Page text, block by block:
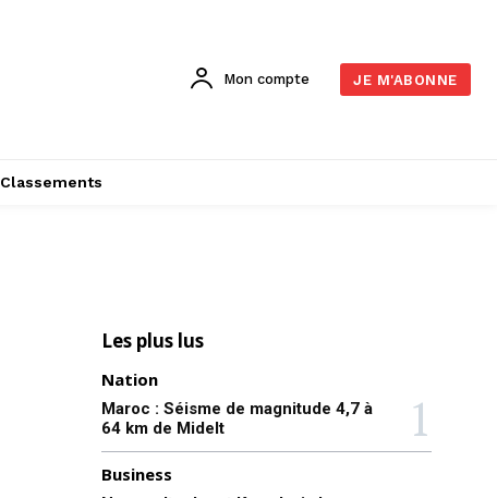
Mon compte JE M'ABONNE
Classements
Les plus lus
Nation
Maroc : Séisme de magnitude 4,7 à
64 km de Midelt
Business